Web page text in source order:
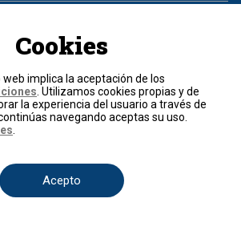
Política de cookies
Términos y condiciones
© 2026, RCN Medios.
los derechos reservados.
Cookies
web implica la aceptación de los
. Utilizamos cookies propias y de
la experiencia del usuario a través de
navegando aceptas su uso.
Acepto